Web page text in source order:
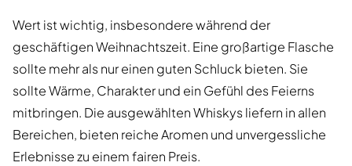
Wert ist wichtig, insbesondere während der
geschäftigen Weihnachtszeit. Eine großartige Flasche
sollte mehr als nur einen guten Schluck bieten. Sie
sollte Wärme, Charakter und ein Gefühl des Feierns
mitbringen. Die ausgewählten Whiskys liefern in allen
Bereichen, bieten reiche Aromen und unvergessliche
Erlebnisse zu einem fairen Preis.